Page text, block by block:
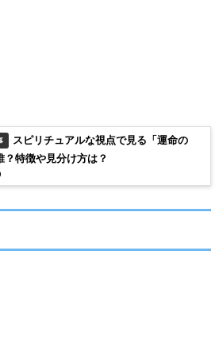
スピリチュアルな視点で見る「運命の
？特徴や見分け方は？